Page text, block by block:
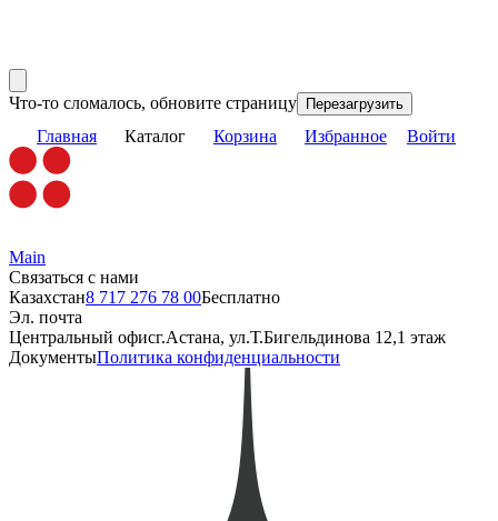
Что-то сломалось, обновите страницу Перезагрузить
Главная Каталог Корзина Избранное Войти
Main
Связаться с нами
Казахстан8 717 276 78 00Бесплатно
Эл. почта
Центральный офисг.Астана, ул.Т.Бигельдинова 12,1 этаж
ДокументыПолитика конфиденциальности